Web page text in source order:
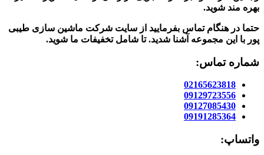
بهره مند شوید.
حتما در هنگام تماس بفرمایید از سایت شرکت ماشین سازی طیبی
پور با این مجموعه آشنا شدید. تا شامل تخفیفات ما شوید.
شماره تماس:
02165623818
09129723556
09127085430
09191285364
واتساپ: